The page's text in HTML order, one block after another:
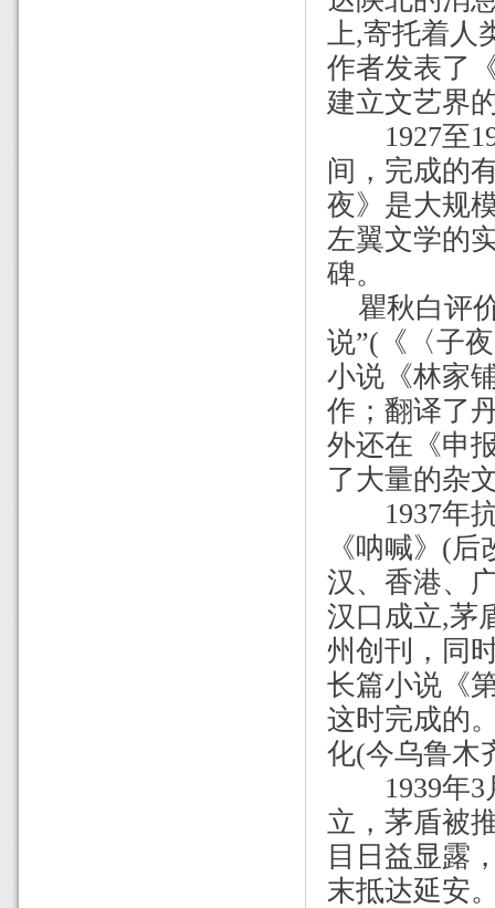
上,寄托着人
作者发表了
建立文艺界
1927至
间，完成的
夜》是大规
左翼文学的
碑。
瞿秋白评
说”( 《〈子
小说《林家
作；翻译了
外还在《申
了大量的杂
1937年
《呐喊》 (后
汉、香港、
汉口成立,茅
州创刊，同
长篇小说《
这时完成的
化(今乌鲁木
1939年3
立，茅盾被
目日益显露
末抵达延安